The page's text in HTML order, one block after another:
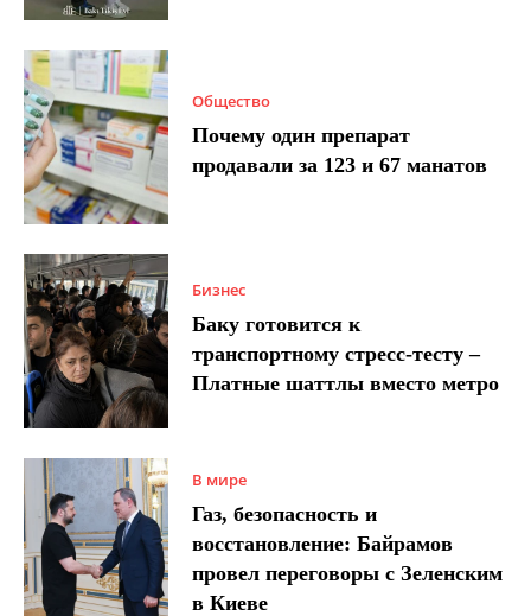
Общество
Почему один препарат
продавали за 123 и 67 манатов
Бизнес
Баку готовится к
транспортному стресс-тесту –
Платные шаттлы вместо метро
В мире
Газ, безопасность и
восстановление: Байрамов
провел переговоры с Зеленским
в Киеве